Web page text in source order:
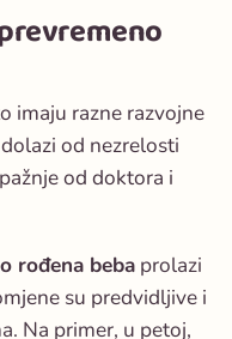
imaju razne razvojne
od nezrelosti
od doktora i
rođena beba prolazi
su predvidljive i
Na primer, u petoj,